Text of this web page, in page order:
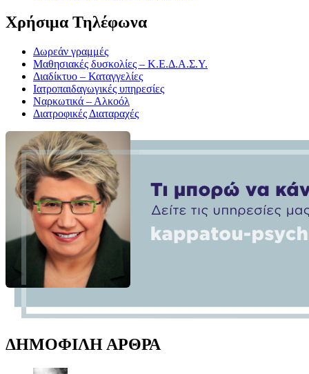
Χρήσιμα Τηλέφωνα
Δωρεάν γραμμές
Μαθησιακές δυσκολίες – Κ.Ε.Δ.Α.Σ.Υ.
Διαδίκτυο – Καταγγελίες
Ιατροπαιδαγωγικές υπηρεσίες
Ναρκωτικά – Αλκοόλ
Διατροφικές Διαταραχές
ΔΗΜΟΦΙΛΗ ΑΡΘΡΑ